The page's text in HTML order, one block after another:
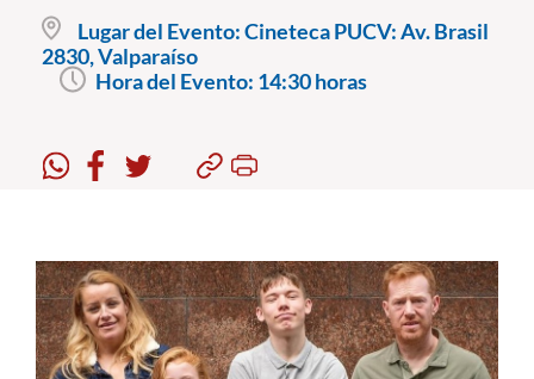
Admisión
Pregrado
Estudiantes
Académicos
Funcionarios
Lugar del Evento:Cineteca PUCV: Av. Brasil
2830, Valparaíso
Hora del Evento: 14:30 horas